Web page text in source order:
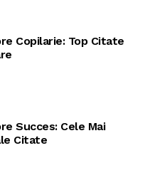
Copilarie: Top Citate
Succes: Cele Mai
Citate